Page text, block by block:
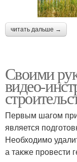
читать дальше →
Своими
видео-
Первым шагом при
является
Необходимо
а также провести